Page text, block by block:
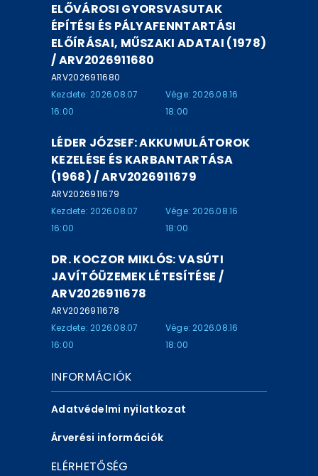
ELŐVÁROSI GYORSVASUTAK
ÉPÍTÉSI ÉS PÁLYAFENNTARTÁSI
ELŐÍRÁSAI, MŰSZAKI ADATAI (1978)
/ ARV2026911680
ARV2026911680
Kezdete: 2026.08.07
16:00
Vége: 2026.08.16
18:00
LÉDER JÓZSEF: AKKUMULÁTOROK
KEZELÉSE ÉS KARBANTARTÁSA
(1968) / ARV2026911679
ARV2026911679
Kezdete: 2026.08.07
16:00
Vége: 2026.08.16
18:00
DR. KOCZOR MIKLÓS: VASÚTI
JAVÍTÓÜZEMEK LÉTESÍTÉSE /
ARV2026911678
ARV2026911678
Kezdete: 2026.08.07
16:00
Vége: 2026.08.16
18:00
INFORMÁCIÓK
Adatvédelmi nyilatkozat
Árverési információk
ELÉRHETŐSÉG